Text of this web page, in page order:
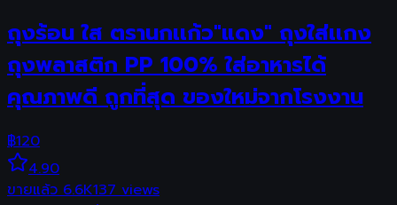
ถุงร้อน ใส ตรานกเเก้ว"แดง" ถุงใส่เเกง
ถุงพลาสติก PP 100% ใส่อาหารได้
คุณภาพดี ถูกที่สุด ของใหม่จากโรงงาน
฿120
4.90
ขายแล้ว 6.6K137 views